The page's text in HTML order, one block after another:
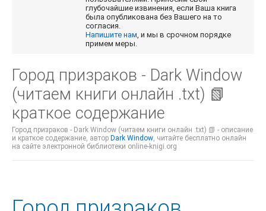
глубочайшие извинения, если Ваша книга
была опубликована без Вашего на то
согласия.
Напишите нам, и мы в срочном порядке
примем меры.
Город призраков - Dark Window
(читаем книги онлайн .txt) 📗
краткое содержание
Город призраков - Dark Window (читаем книги онлайн .txt) 📗 - описание
и краткое содержание, автор Dark Window, читайте бесплатно онлайн
на сайте электронной библиотеки online-knigi.org